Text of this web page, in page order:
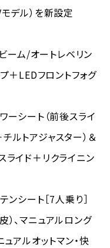
デル）を新設定
ーム/オートレベリン
＋LEDフロントフォグ
ーシート（前後スライ
ルトアジャスター）＆
ライド＋リクライニン
ンシート［7人乗り］
）、マニュアルロング
アルオットマン・快